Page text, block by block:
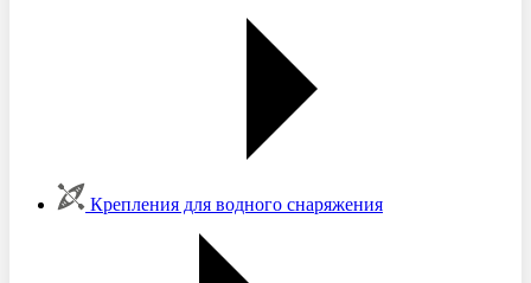
Крепления для водного снаряжения